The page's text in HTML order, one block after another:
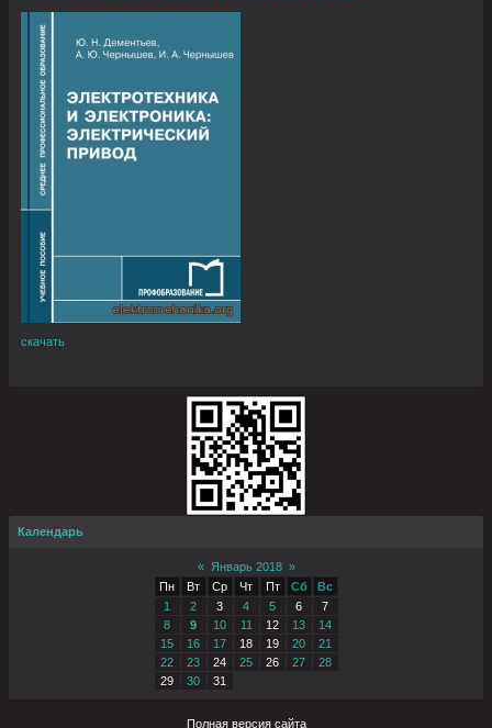
скачать
Календарь
« Январь 2018 »
Пн
Вт Ср Чт Пт Сб
Вс
1
2 3 4 5 6
7
8
9 10 11 12 13
14
15
16 17 18 19 20
21
22
23 24 25 26 27
28
29
30 31
Полная версия сайта